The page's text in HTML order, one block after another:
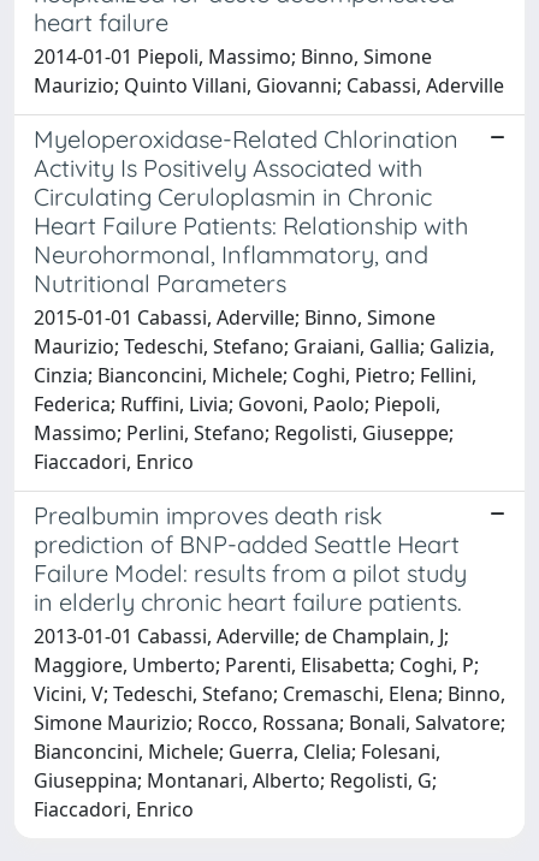
heart failure
2014-01-01 Piepoli, Massimo; Binno, Simone
Maurizio; Quinto Villani, Giovanni; Cabassi, Aderville
Myeloperoxidase-Related Chlorination
Activity Is Positively Associated with
Circulating Ceruloplasmin in Chronic
Heart Failure Patients: Relationship with
Neurohormonal, Inflammatory, and
Nutritional Parameters
2015-01-01 Cabassi, Aderville; Binno, Simone
Maurizio; Tedeschi, Stefano; Graiani, Gallia; Galizia,
Cinzia; Bianconcini, Michele; Coghi, Pietro; Fellini,
Federica; Ruffini, Livia; Govoni, Paolo; Piepoli,
Massimo; Perlini, Stefano; Regolisti, Giuseppe;
Fiaccadori, Enrico
Prealbumin improves death risk
prediction of BNP-added Seattle Heart
Failure Model: results from a pilot study
in elderly chronic heart failure patients.
2013-01-01 Cabassi, Aderville; de Champlain, J;
Maggiore, Umberto; Parenti, Elisabetta; Coghi, P;
Vicini, V; Tedeschi, Stefano; Cremaschi, Elena; Binno,
Simone Maurizio; Rocco, Rossana; Bonali, Salvatore;
Bianconcini, Michele; Guerra, Clelia; Folesani,
Giuseppina; Montanari, Alberto; Regolisti, G;
Fiaccadori, Enrico